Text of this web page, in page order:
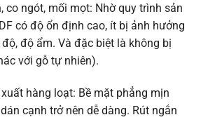
co ngót, mối mọt: Nhờ quy trình sản
có độ ổn định cao, ít bị ảnh hưởng
độ ẩm. Và đặc biệt là không bị
với gỗ tự nhiên).
hàng loạt: Bề mặt phẳng mịn
cạnh trở nên dễ dàng. Rút ngắn